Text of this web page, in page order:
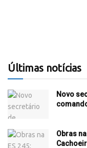
Últimas notícias
Novo
Obras